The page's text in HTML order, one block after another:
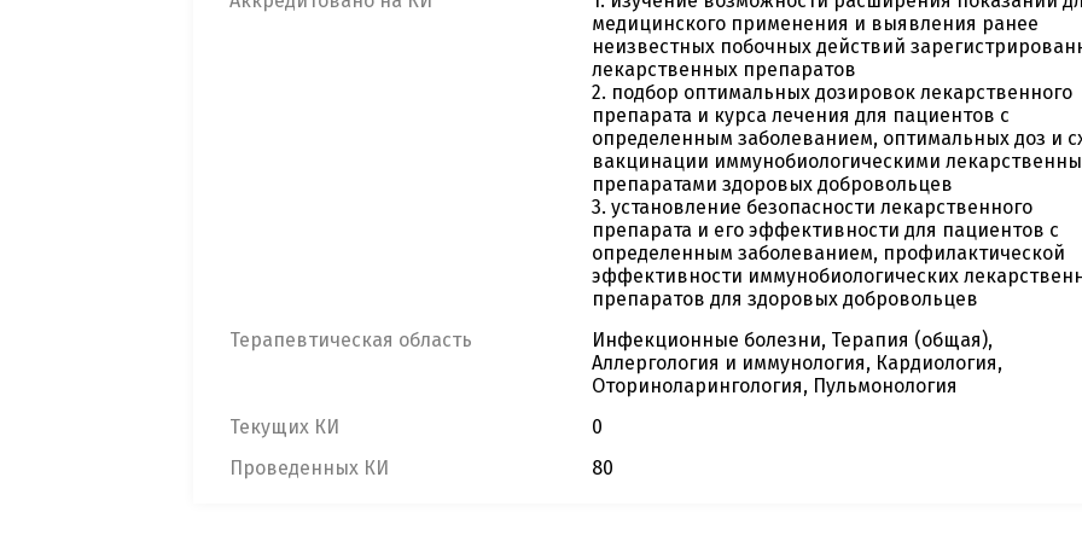
медицинского применения и выявления ранее
неизвестных побочных действий
лекарственных препаратов
2. подбор оптимальных дозировок лекарственного
препарата и курса лечения для пациентов с
определенным заболеванием, оптимальных доз и
вакцинации иммунобиологическими
препаратами здоровых добровольцев
3. установление безопасности лекарственного
препарата и его эффективности для пациентов с
определенным заболеванием, профилактической
эффективности иммунобиологических
препаратов для здоровых добровольцев
Терапевтическая область
Инфекционные болезни, Терапия (общая),
Аллергология и иммунология, Кардиология,
Оториноларингология, Пульмонология
Текущих КИ
0
Проведенных КИ
80